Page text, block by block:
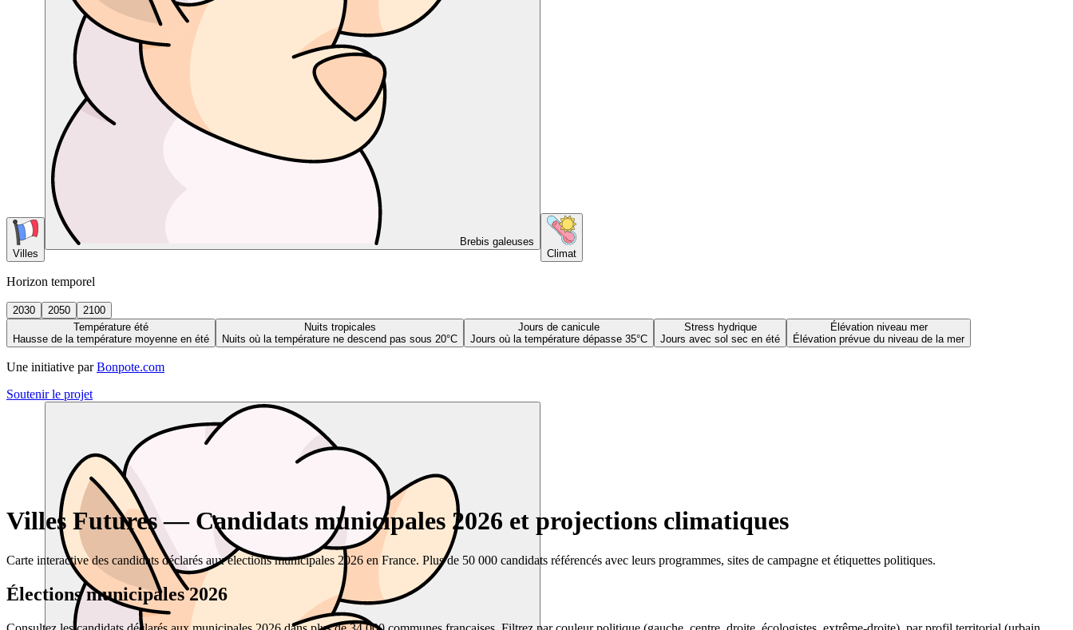
Villes
Brebis galeuses
Climat
Horizon temporel
2030 2050
2100
Température été
Hausse de la température moyenne en été
Nuits tropicales
Nuits où la température ne descend pas sous 20°C
Jours de canicule
Jours où la température dépasse 35°C
Stress hydrique
Jours avec sol sec en été
Élévation niveau mer
Élévation prévue du niveau de la mer
Une initiative par Bonpote.com
Soutenir le projet
Villes Futures — Candidats municipales 2026 et projections climatiques
Carte interactive des candidats déclarés aux élections municipales 2026 en France. Plus de 50 000 candidats référencés avec leurs programmes, sites de campagne et étiquettes politiques.
Élections municipales 2026